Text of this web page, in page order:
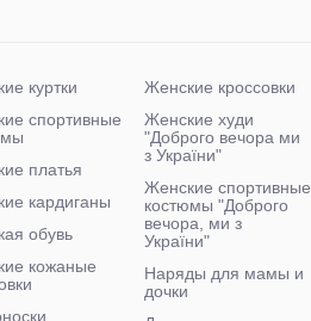
куртки
спортивные
платья
кардиганы
обувь
кожаные
Женские кроссовки
Женские худи
"Доброго вечора ми
з України"
Женские спортивные
костюмы "Доброго
вечора, ми з
України"
Наряды для мамы и
дочки